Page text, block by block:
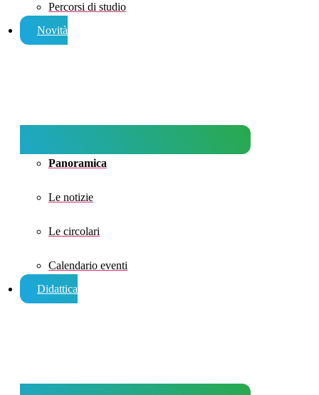
Percorsi di studio
Novità
Panoramica
Le notizie
Le circolari
Calendario eventi
Didattica